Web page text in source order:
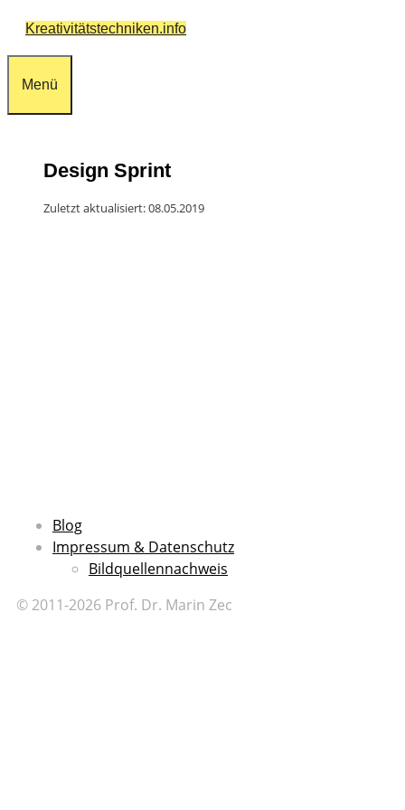
ZumKreativitätstechniken.info
Menü
Design Sprint
Zuletzt aktualisiert: 08.05.2019
Blog
Impressum & Datenschutz
Bildquellennachweis
© 2011-2026 Prof. Dr. Marin Zec